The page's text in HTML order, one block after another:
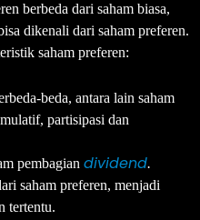
berbeda dari saham biasa,
dikenali dari saham preferen.
saham preferen:
beda, antara lain saham
partisipasi dan
pembagian dividend.
saham preferen, menjadi
tertentu.